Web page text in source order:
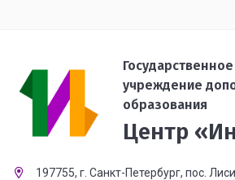
учреждение
образования
Центр
197755, г. Санкт-Петербург, пос.